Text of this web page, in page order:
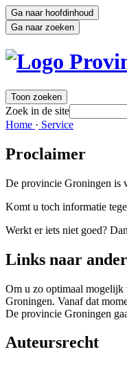
Ga naar hoofdinhoud
Ga naar zoeken
Toon zoeken
Zoek in de site
Home · Service
Proclaimer
De provincie Groningen is
Komt u toch informatie
Werkt er iets niet goed?
Links naar
Om u zo optimaal mogelijk
Groningen. Vanaf dat
De provincie Groningen
Auteursrecht